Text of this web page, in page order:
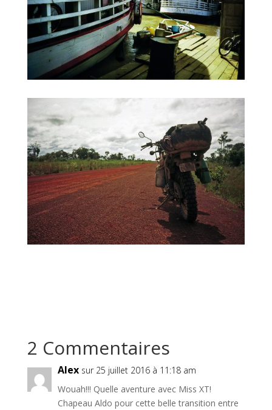
2 Commentaires
Alex sur 25 juillet 2016 à 11:18 am
Wouah!!! Quelle aventure avec Miss XT!
Chapeau Aldo pour cette belle transition entre